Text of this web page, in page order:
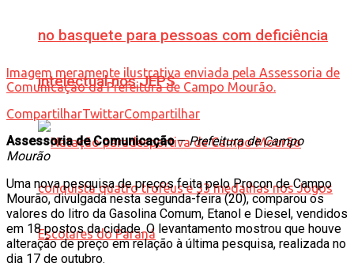
no basquete para pessoas com deficiência
intelectual nos JEPS
Imagem meramente ilustrativa enviada pela Assessoria de
Comunicação da Prefeitura de Campo Mourão.
CompartilharTwittarCompartilhar
Assessoria de Comunicação–Prefeitura de Campo
Mourão
Uma nova pesquisa de preços feita pelo Procon de Campo
Mourão, divulgada nesta segunda-feira (20), comparou os
valores do litro da Gasolina Comum, Etanol e Diesel, vendidos
em 18 postos da cidade. O levantamento mostrou que houve
alteração de preço em relação à última pesquisa, realizada no
dia 17 de outubro.